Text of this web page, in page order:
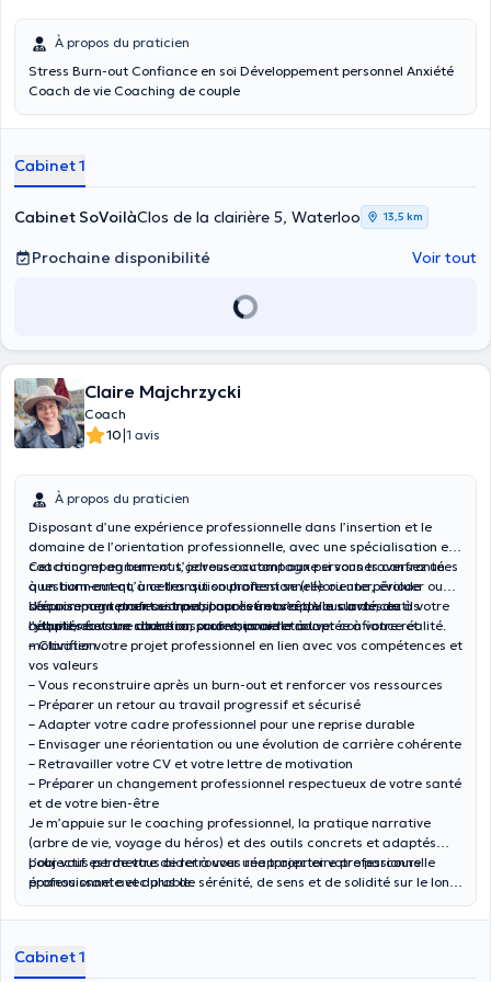
À propos du praticien
Stress Burn-out Confiance en soi Développement personnel Anxiété
Coach de vie Coaching de couple
Cabinet 1
Cabinet SoVoilàClos de la clairière 5, Waterloo 13,5 km
Prochaine disponibilité Voir tout
Claire Majchrzycki
Coach
10|1 avis
À propos du praticien
Disposant d’une expérience professionnelle dans l’insertion et le
domaine de l’orientation professionnelle, avec une spécialisation en
coaching et en burn-out, je vous accompagne si vous traversez un
questionnement, une transition professionnelle ou une période
d’épuisement professionnel, pour retrouver de la clarté, de
l’équilibre et une direction professionnelle adaptée à votre réalité.
Cet accompagnement s’adresse autant aux personnes confrontées
à un burn-out qu’à celles qui souhaitent se (ré)orienter, évoluer ou
sécuriser un retour au travail après un arrêt. Vous avancez à votre
rythme, dans un cadre rassurant, pour retrouver confiance et
motivation.
L’accompagnement est personnalisé et s’appuie sur des outils
adaptés à votre situation, pour vous aider à :
– Clarifier votre projet professionnel en lien avec vos compétences et
vos valeurs
– Vous reconstruire après un burn-out et renforcer vos ressources
– Préparer un retour au travail progressif et sécurisé
– Adapter votre cadre professionnel pour une reprise durable
– Envisager une réorientation ou une évolution de carrière cohérente
– Retravailler votre CV et votre lettre de motivation
– Préparer un changement professionnel respectueux de votre santé
et de votre bien-être
Je m’appuie sur le coaching professionnel, la pratique narrative
(arbre de vie, voyage du héros) et des outils concrets et adaptés
pour vous permettre de retrouver une trajectoire professionnelle
épanouissante et durable.
L’objectif est de vous aider à vous réapproprier votre parcours
professionnel avec plus de sérénité, de sens et de solidité sur le long
Cabinet 1